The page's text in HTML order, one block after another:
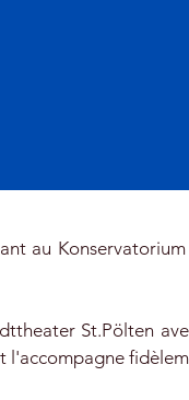
au
St.Pölten
l'accompagne